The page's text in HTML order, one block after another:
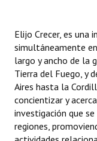
Elijo Crecer, es una
simultáneamente
largo y ancho de la
Tierra del Fuego, y
Aires hasta la
concientizar y
investigación que
regiones,